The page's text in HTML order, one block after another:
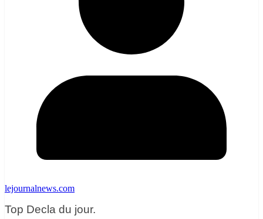
lejournalnews.com
Top Decla du jour.